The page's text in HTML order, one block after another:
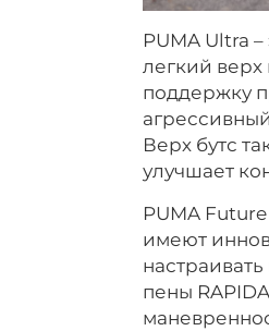
PUMA Ultra
легкий верх
поддержку
Верх бутс
улучшает
PUMA
имеют
пены